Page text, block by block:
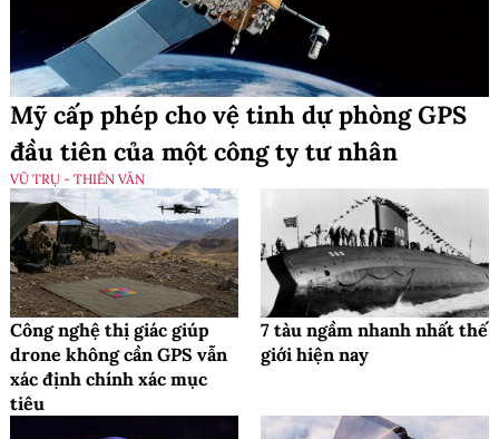
Mỹ cấp phép cho vệ tinh dự phòng GPS
đầu tiên của một công ty tư nhân
VŨ TRỤ - THIÊN VĂN
Công nghệ thị giác giúp
drone không cần GPS vẫn
xác định chính xác mục
tiêu
7 tàu ngầm nhanh nhất thế
giới hiện nay